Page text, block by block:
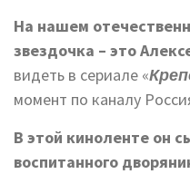
На нашем
звездочка – это
видеть в сериале «
момент по каналу
В этой киноленте он
воспитанного